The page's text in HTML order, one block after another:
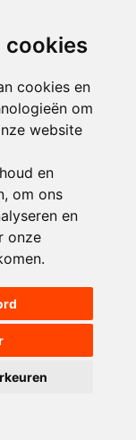
cookies
cookies en
om
website
en
om ons
en
onze